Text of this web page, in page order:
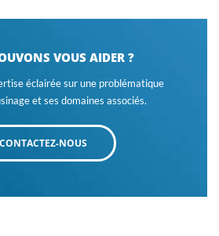
VOUS AIDER ?
éclairée sur une problématique
et ses domaines associés.
CONTACTEZ-NOUS